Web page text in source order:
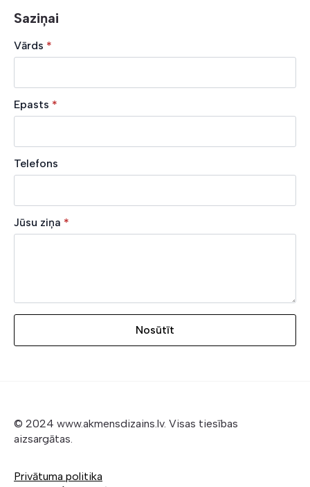
Saziņai
Vārds *
Epasts *
Telefons
Jūsu ziņa *
Nosūtīt
© 2024 www.akmensdizains.lv. Visas tiesības
aizsargātas.
Privātuma politika